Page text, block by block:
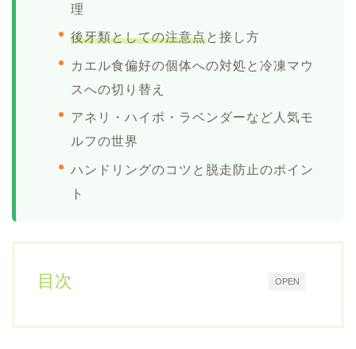
理
後牙類としての注意点と接し方
カエル食偏好の個体への対処と冷凍マウ
スへの切り替え
アネリ・ハイポ・ラベンダーなど人気モ
ルフの世界
ハンドリングのコツと脱走防止のポイン
ト
OPEN
目次